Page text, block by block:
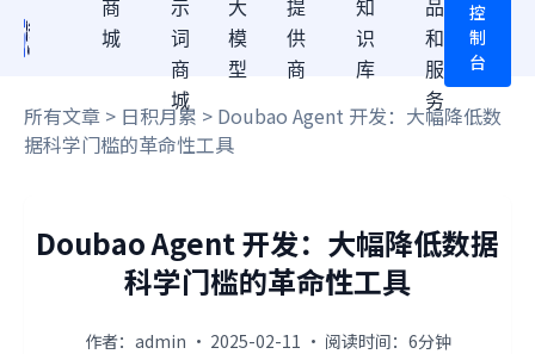
商
城
示
词
商
城
大
模
型
提
供
商
知
识
库
品
和
服
务
控
制
台
所有文章 > 日积月累 > Doubao Agent 开发：大幅降低数
据科学门槛的革命性工具
Doubao Agent 开发：大幅降低数据
科学门槛的革命性工具
作者：admin · 2025-02-11 · 阅读时间：6分钟